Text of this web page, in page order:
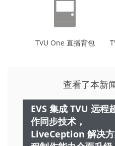
TVU One 直播背包
查看了本新
EVS 集成 TVU 远程
作同步技术，
LiveCeption 解决